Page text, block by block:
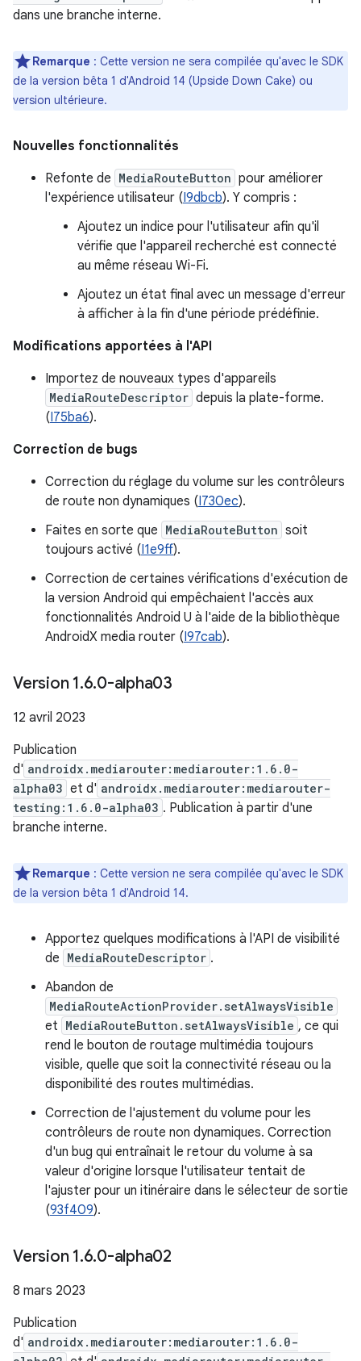
dans une branche interne.
Remarque : Cette version ne sera compilée qu'avec le SDK
de la version bêta 1 d'Android 14 (Upside Down Cake) ou
version ultérieure.
Nouvelles fonctionnalités
Refonte de MediaRouteButton pour améliorer
l'expérience utilisateur (I9dbcb). Y compris :
Ajoutez un indice pour l'utilisateur afin qu'il
vérifie que l'appareil recherché est connecté
au même réseau Wi-Fi.
Ajoutez un état final avec un message d'erreur
à afficher à la fin d'une période prédéfinie.
Modifications apportées à l'API
Importez de nouveaux types d'appareils
MediaRouteDescriptor depuis la plate-forme.
(I75ba6).
Correction de bugs
Correction du réglage du volume sur les contrôleurs
de route non dynamiques (I730ec).
Faites en sorte que MediaRouteButton soit
toujours activé (I1e9ff).
Correction de certaines vérifications d'exécution de
la version Android qui empêchaient l'accès aux
fonctionnalités Android U à l'aide de la bibliothèque
AndroidX media router (I97cab).
Version 1.6.0-alpha03
12 avril 2023
Publication
d' androidx.mediarouter:mediarouter:1.6.0-
alpha03 et d' androidx.mediarouter:mediarouter-
testing:1.6.0-alpha03 . Publication à partir d'une
branche interne.
Remarque : Cette version ne sera compilée qu'avec le SDK
de la version bêta 1 d'Android 14.
Apportez quelques modifications à l'API de visibilité
de MediaRouteDescriptor .
Abandon de
MediaRouteActionProvider.setAlwaysVisible
et MediaRouteButton.setAlwaysVisible , ce qui
rend le bouton de routage multimédia toujours
visible, quelle que soit la connectivité réseau ou la
disponibilité des routes multimédias.
Correction de l'ajustement du volume pour les
contrôleurs de route non dynamiques. Correction
d'un bug qui entraînait le retour du volume à sa
valeur d'origine lorsque l'utilisateur tentait de
l'ajuster pour un itinéraire dans le sélecteur de sortie
(93f409).
Version 1.6.0-alpha02
8 mars 2023
Publication
d' androidx.mediarouter:mediarouter:1.6.0-